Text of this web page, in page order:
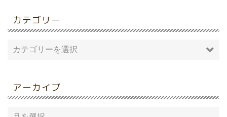
カテゴリー
アーカイブ